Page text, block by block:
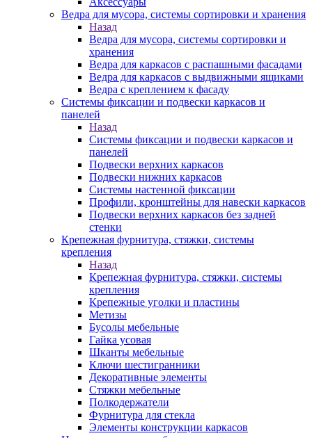
Ведра для мусора, системы сортировки и хранения
Назад
Ведра для мусора, системы сортировки и
хранения
Ведра для каркасов с распашными фасадами
Ведра для каркасов с выдвижными ящиками
Ведра с креплением к фасаду
Системы фиксации и подвески каркасов и
панелей
Назад
Системы фиксации и подвески каркасов и
панелей
Подвески верхних каркасов
Подвески нижних каркасов
Системы настенной фиксации
Профили, кронштейны для навески каркасов
Подвески верхних каркасов без задней
стенки
Крепежная фурнитура, стяжки, системы
крепления
Назад
Крепежная фурнитура, стяжки, системы
крепления
Крепежные уголки и пластины
Метизы
Бусолы мебельные
Гайка усовая
Шканты мебельные
Ключи шестигранники
Декоративные элементы
Стяжки мебельные
Полкодержатели
Фурнитура для стекла
Элементы конструкции каркасов